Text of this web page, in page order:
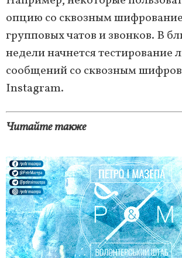
опцию со сквозным
групповых чатов и звонков. В
недели начнется тестирование
сообщений со сквозным
Instagram.
Читайте также